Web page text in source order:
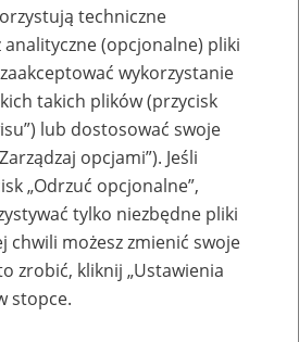
techniczne
(opcjonalne) pliki
wykorzystanie
takich plików (przycisk
lub dostosować swoje
opcjami”). Jeśli
„Odrzuć opcjonalne”,
tylko niezbędne pliki
chwili możesz zmienić swoje
zrobić, kliknij „Ustawienia
stopce.